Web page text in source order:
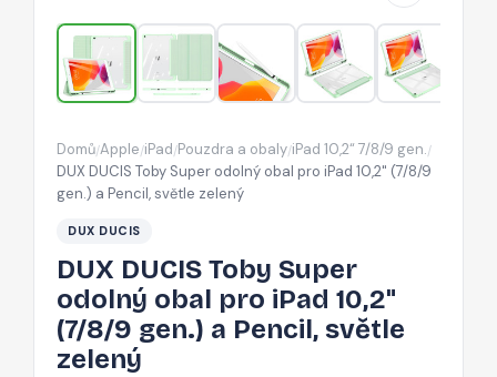
pro
iPad
10,2"
(7/8/9
a
Domů/Apple/iPad/Pouzdra a obaly/iPad 10,2“ 7/8/9 gen./
DUX DUCIS Toby Super odolný obal pro iPad 10,2" (7/8/9
gen.) a Pencil, světle zelený
DUX DUCIS
DUX DUCIS Toby Super
odolný obal pro iPad 10,2"
(7/8/9 gen.) a Pencil, světle
zelený